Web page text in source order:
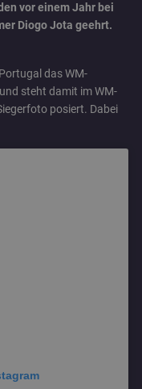
vor einem Jahr bei
Diogo Jota geehrt.
das WM-
steht damit im WM-
posiert. Dabei